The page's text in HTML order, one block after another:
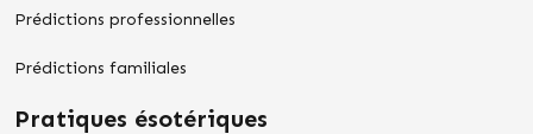
Prédictions professionnelles
Prédictions familiales
Pratiques ésotériques